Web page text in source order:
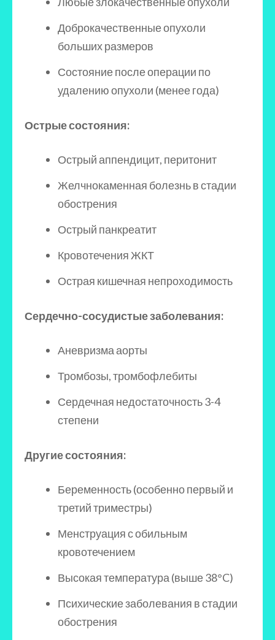
Доброкачественные опухоли
больших размеров
Состояние после операции по
удалению опухоли (менее года)
Острые состояния:
Острый аппендицит, перитонит
Желчнокаменная болезнь в стадии
обострения
Острый панкреатит
Кровотечения ЖКТ
Острая кишечная непроходимость
Сердечно-сосудистые заболевания:
Аневризма аорты
Тромбозы, тромбофлебиты
Сердечная недостаточность 3-4
степени
Другие состояния:
Беременность (особенно первый и
третий триместры)
Менструация с обильным
кровотечением
Высокая температура (выше 38°C)
Психические заболевания в стадии
обострения